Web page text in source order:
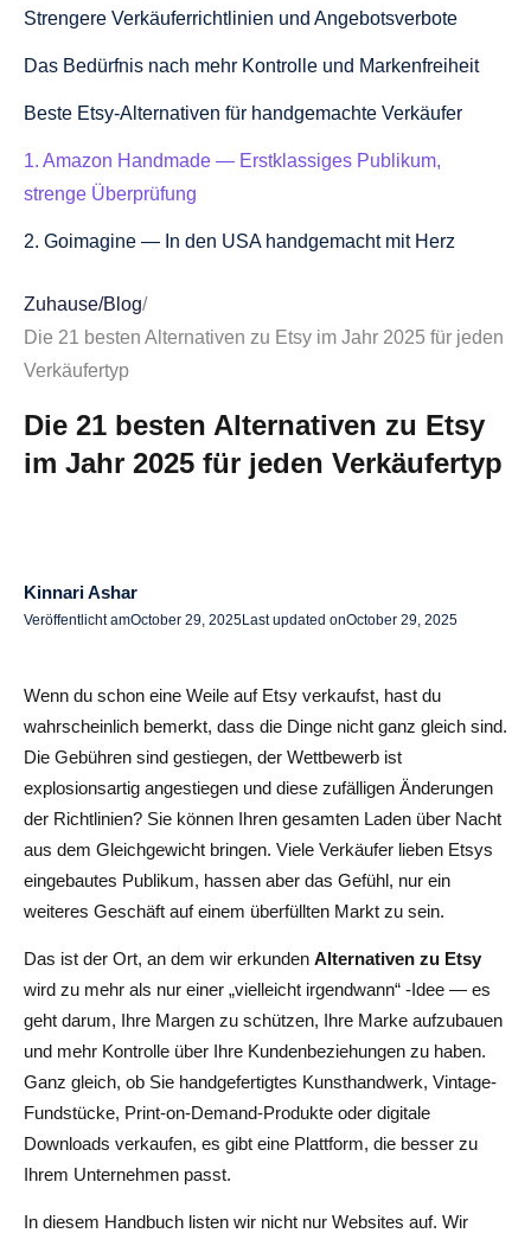
Strengere Verkäuferrichtlinien und Angebotsverbote
Das Bedürfnis nach mehr Kontrolle und Markenfreiheit
Beste Etsy-Alternativen für handgemachte Verkäufer
1. Amazon Handmade — Erstklassiges Publikum,
strenge Überprüfung
2. Goimagine — In den USA handgemacht mit Herz
4. Folksy — Handgemachte Community aus
Beste Etsy-Alternativen für digitale Downloads und
7. WooCommerce + Einfache digitale Downloads —
8. Ko-fi — Fügen Sie Ihren digitalen Verkäufen Spenden
und Mitgliedschaften hinzu
Beste Etsy-Alternativen für Print-on-Demand-Verkäufer
9. Redbubble — Integrierter POD-Marktplatz
10. Society6 — Kunstgetriebene POD-Plattform
12. eBay — Auktions- und Sofort-Kaufen-Modell
13. Depop — Modezentrum der Generation Z
14. Poshmark — Fokus auf Kleidung und Accessoires
Build-Your-Own-Store-Alternativen zu Etsy
15. Shopify — Skalierbar und App-gesteuert
Zuhause/Blog/
Die 21 besten Alternativen zu Etsy im Jahr 2025 für jeden
Verkäufertyp
Die 21 besten Alternativen zu Etsy
im Jahr 2025 für jeden Verkäufertyp
Kinnari Ashar
Veröffentlicht amOctober 29, 2025Last updated onOctober 29, 2025
Wenn du schon eine Weile auf Etsy verkaufst, hast du
wahrscheinlich bemerkt, dass die Dinge nicht ganz gleich sind.
Die Gebühren sind gestiegen, der Wettbewerb ist
explosionsartig angestiegen und diese zufälligen Änderungen
der Richtlinien? Sie können Ihren gesamten Laden über Nacht
aus dem Gleichgewicht bringen. Viele Verkäufer lieben Etsys
eingebautes Publikum, hassen aber das Gefühl, nur ein
weiteres Geschäft auf einem überfüllten Markt zu sein.
Das ist der Ort, an dem wir erkunden Alternativen zu Etsy
wird zu mehr als nur einer „vielleicht irgendwann“ -Idee — es
geht darum, Ihre Margen zu schützen, Ihre Marke aufzubauen
und mehr Kontrolle über Ihre Kundenbeziehungen zu haben.
Ganz gleich, ob Sie handgefertigtes Kunsthandwerk, Vintage-
Fundstücke, Print-on-Demand-Produkte oder digitale
Downloads verkaufen, es gibt eine Plattform, die besser zu
Ihrem Unternehmen passt.
In diesem Handbuch listen wir nicht nur Websites auf. Wir